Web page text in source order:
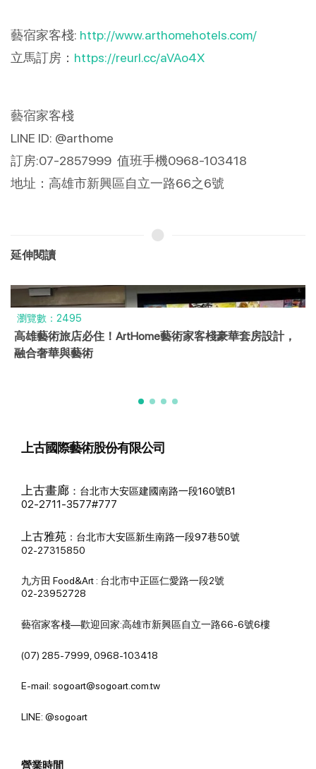
藝宿家客棧: http://www.arthomehotels.com/
立馬訂房： https://reurl.cc/aVAo4X
藝宿家客棧
LINE ID: @arthome
訂房:07-2857999 值班手機0968-103418
地址：高雄市新興區自立一路66之6號
延伸閱讀
瀏覽數：2495
高雄藝術旅店必住！ArtHome藝術家客棧豪華套房設計，
融合奢華與藝術
上古國際藝術股份有限公司
上古畫廊 ： 台北市大安區建國南路一段160號B1
02-2711-3577#777
上古雅苑 ： 台北市大安區新生南路一段97巷50號
02-27315850
九方田 Food&Art : 台北市中正區仁愛路一段2號
02-23952728
藝宿家客棧—歡迎回家:高雄市新興區自立一路66-6號6樓
(07) 285-7999, 0968-103418
E-mail: sogoart@sogoart.com.tw
LINE: @sogoart
營業時間